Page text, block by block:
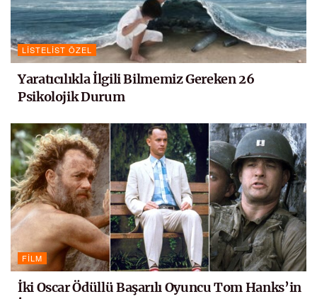
LISTELIST ÖZEL
Yaratıcılıkla İlgili Bilmemiz Gereken 26
Psikolojik Durum
FILM
İki Oscar Ödüllü Başarılı Oyuncu Tom Hanks’in